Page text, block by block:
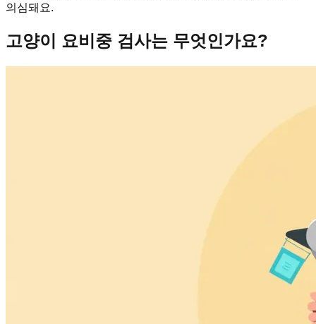
의심돼요.
고양이 요비중 검사는 무엇인가요?